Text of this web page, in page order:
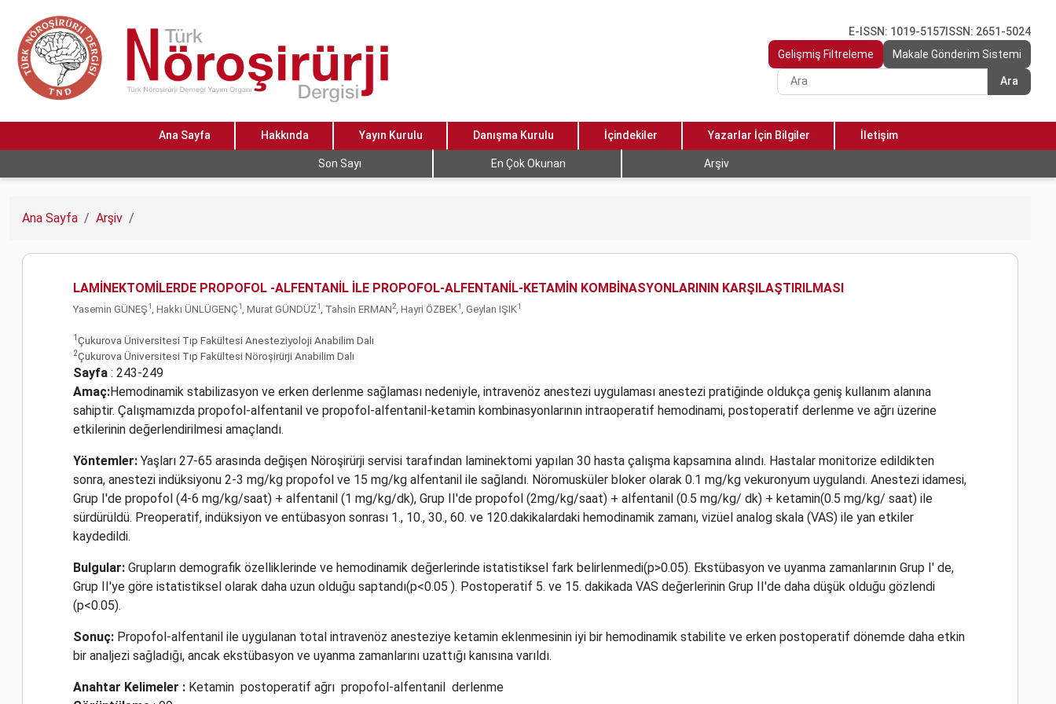
E-ISSN: 1019-5157 ISSN: 2651-5024
Gelişmiş Filtreleme
Makale Gönderim Sistemi
Ara
Ana Sayfa Hakkında Yayın Kurulu Danışma Kurulu İçindekiler Yazarlar İçin Bilgiler İletişim
Son Sayı En Çok Okunan Arşiv
Ana Sayfa Arşiv
LAMİNEKTOMİLERDE PROPOFOL -ALFENTANİL İLE PROPOFOL-ALFENTANİL-KETAMİN KOMBİNASYONLARININ KARŞILAŞTIRILMASI
Yasemin GÜNEŞ1 , Hakkı ÜNLÜGENÇ1 , Murat GÜNDÜZ1 , Tahsin ERMAN2, Hayri ÖZBEK1 , Geylan IŞIK1
1 Çukurova Üniversitesi Tıp Fakültesi Anesteziyoloji Anabilim Dalı
2Çukurova Üniversitesi Tıp Fakültesi Nöroşirürji Anabilim Dalı
Sayfa : 243-249
Amaç:Hemodinamik stabilizasyon ve erken derlenme sağlaması nedeniyle, intravenöz anestezi uygulaması anestezi pratiğinde oldukça geniş kullanım alanına
sahiptir. Çalışmamızda propofol-alfentanil ve propofol-alfentanil-ketamin kombinasyonlarının intraoperatif hemodinami, postoperatif derlenme ve ağrı üzerine
etkilerinin değerlendirilmesi amaçlandı.
Yöntemler: Yaşları 27-65 arasında değişen Nöroşirürji servisi tarafından laminektomi yapılan 30 hasta çalışma kapsamına alındı. Hastalar monitorize edildikten
sonra, anestezi indüksiyonu 2-3 mg/kg propofol ve 15 mg/kg alfentanil ile sağlandı. Nöromusküler bloker olarak 0.1 mg/kg vekuronyum uygulandı. Anestezi idamesi,
Grup I'de propofol (4-6 mg/kg/saat) + alfentanil (1 mg/kg/dk), Grup II'de propofol (2mg/kg/saat) + alfentanil (0.5 mg/kg/ dk) + ketamin(0.5 mg/kg/ saat) ile
sürdürüldü. Preoperatif, indüksiyon ve entübasyon sonrası 1., 10., 30., 60. ve 120.dakikalardaki hemodinamik zamanı, vizüel analog skala (VAS) ile yan etkiler
kaydedildi.
Bulgular: Grupların demografik özelliklerinde ve hemodinamik değerlerinde istatistiksel fark belirlenmedi(p>0.05). Ekstübasyon ve uyanma zamanlarının Grup I' de,
Grup II'ye göre istatistiksel olarak daha uzun olduğu saptandı(p<0.05 ). Postoperatif 5. ve 15. dakikada VAS değerlerinin Grup II'de daha düşük olduğu gözlendi
(p<0.05).
Sonuç: Propofol-alfentanil ile uygulanan total intravenöz anesteziye ketamin eklenmesinin iyi bir hemodinamik stabilite ve erken postoperatif dönemde daha etkin
bir analjezi sağladığı, ancak ekstübasyon ve uyanma zamanlarını uzattığı kanısına varıldı.
Anahtar Kelimeler : Ketamin postoperatif ağrı propofol-alfentanil derlenme